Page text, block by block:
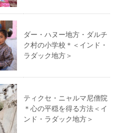
ダー・ハヌー地方・ダルチ
ク村の小学校＊＜インド・
ラダック地方＞
ティクセ・ニャルマ尼僧院
＊心の平穏を得る方法＜イ
ンド・ラダック地方＞